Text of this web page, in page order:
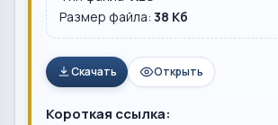
Размер файла: 38 Кб
Скачать Открыть
Короткая ссылка: